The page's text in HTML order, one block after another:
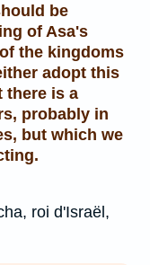
be
of Asa's
the kingdoms
adopt this
there is a
probably in
but which we
roi d'Israël,